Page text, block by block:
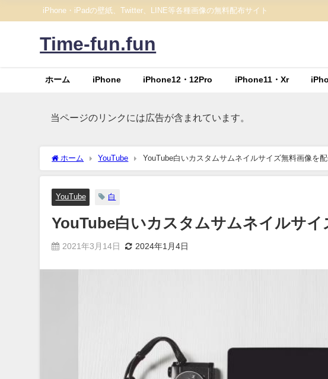
iPhone・iPadの壁紙、Twitter、LINE等各種画像の無料配布サイト
Time-fun.fun
ホーム iPhone iPhone12・12Pro iPhone11・Xr
当ページのリンクには広告が含まれています。
ホーム YouTube YouTube白いカスタムサムネイルサイズ無料画像を
YouTube 白
YouTube白いカスタムサムネイルサイ
2021年3月14日 2024年1月4日